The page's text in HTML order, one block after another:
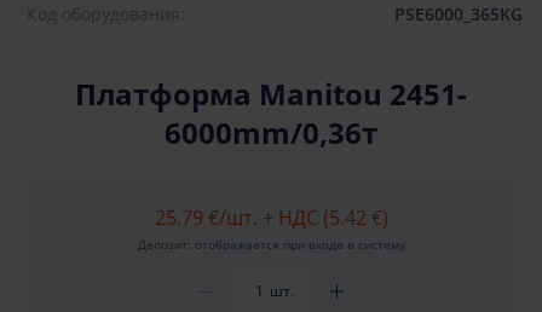
Код оборудования:
PSE6000_365KG
Платформа Manitou 2451-
6000mm/0,36т
25.79 €/шт. + НДС (5.42 €)
Депозит: отображается при входе в систему
шт.